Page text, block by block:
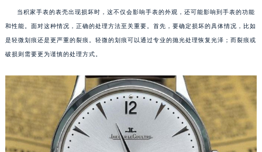
当积家手表的表壳出现损坏时，这不仅会影响手表的外观，还可能影响到手表的功能
和性能。面对这种情况，正确的处理方法至关重要。首先，要确定损坏的具体情况，比如
是轻微划痕还是更严重的裂痕。轻微的划痕可以通过专业的抛光处理恢复光泽；而裂痕或
破损则需要更为谨慎的处理方式。